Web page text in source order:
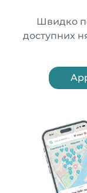
Швидко
доступних